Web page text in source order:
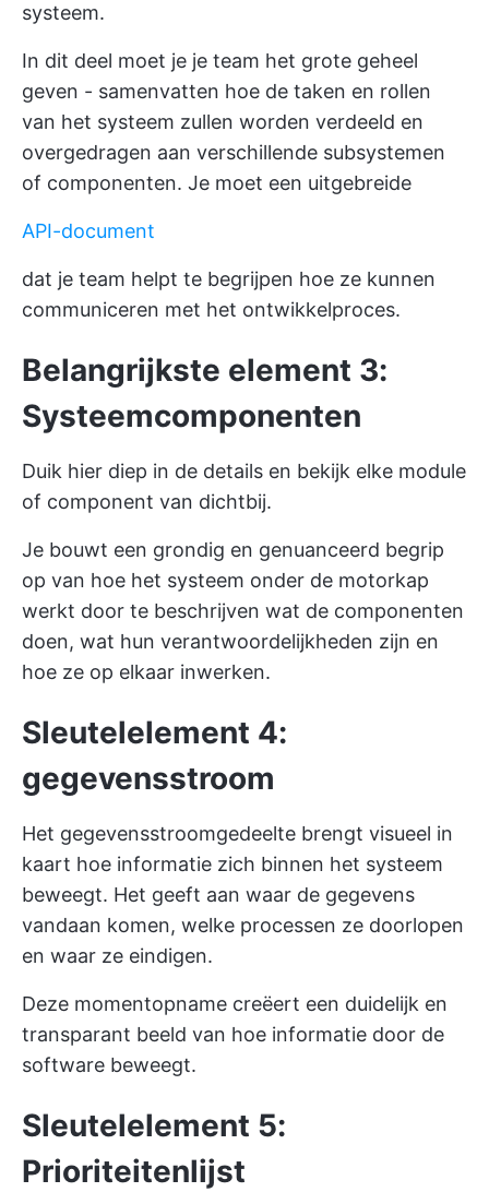
systeem.
In dit deel moet je je team het grote geheel
geven - samenvatten hoe de taken en rollen
van het systeem zullen worden verdeeld en
overgedragen aan verschillende subsystemen
of componenten. Je moet een uitgebreide
API-document
dat je team helpt te begrijpen hoe ze kunnen
communiceren met het ontwikkelproces.
Belangrijkste element 3:
Systeemcomponenten
Duik hier diep in de details en bekijk elke module
of component van dichtbij.
Je bouwt een grondig en genuanceerd begrip
op van hoe het systeem onder de motorkap
werkt door te beschrijven wat de componenten
doen, wat hun verantwoordelijkheden zijn en
hoe ze op elkaar inwerken.
Sleutelelement 4:
gegevensstroom
Het gegevensstroomgedeelte brengt visueel in
kaart hoe informatie zich binnen het systeem
beweegt. Het geeft aan waar de gegevens
vandaan komen, welke processen ze doorlopen
en waar ze eindigen.
Deze momentopname creëert een duidelijk en
transparant beeld van hoe informatie door de
software beweegt.
Sleutelelement 5:
Prioriteitenlijst